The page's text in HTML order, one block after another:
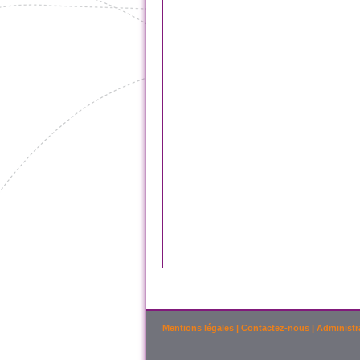
Mentions légales | Contactez-nous |